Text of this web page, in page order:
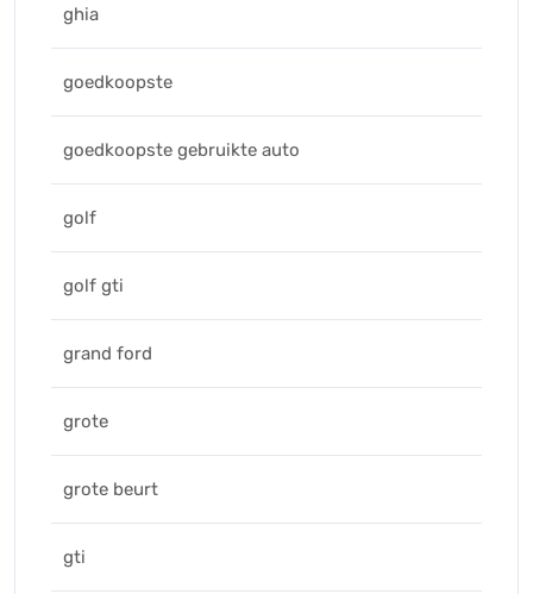
ghia
goedkoopste
goedkoopste gebruikte auto
golf
golf gti
grand ford
grote
grote beurt
gti